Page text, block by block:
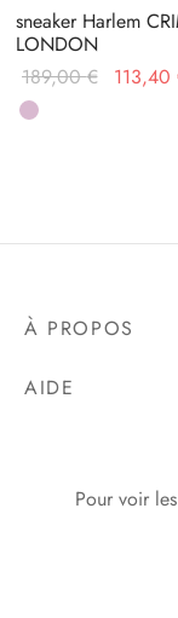
sneaker Harlem
LONDON
189,00€
Le prix
113,40
À PROPOS
AIDE
Pour voir